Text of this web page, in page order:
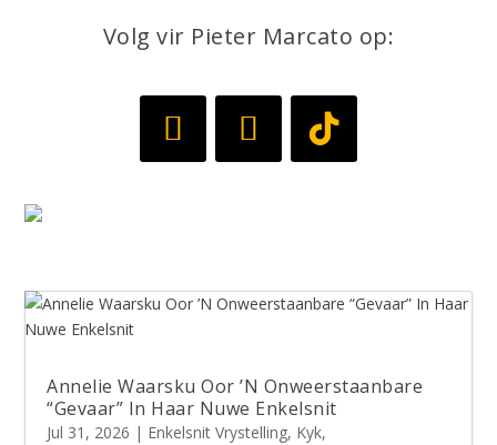
Volg vir Pieter Marcato op:
Annelie Waarsku Oor ’N Onweerstaanbare
“Gevaar” In Haar Nuwe Enkelsnit
Jul 31, 2026 | Enkelsnit Vrystelling, Kyk,